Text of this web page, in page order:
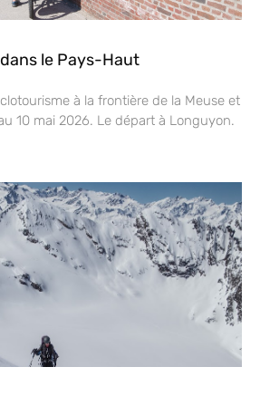
le Pays-Haut
à la frontière de la Meuse et
10 mai 2026. Le départ à Longuyon.